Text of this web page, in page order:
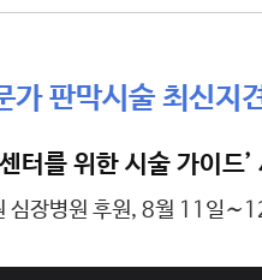
가 판막시술 최신지
터를 위한 시술 가이드
심장병원 후원, 8월 11일